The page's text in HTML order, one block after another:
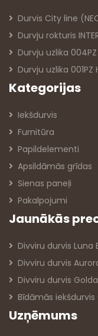
Durvis City line
Durvju rokturis
Durvju uzlika 004PZ
Durvju uzlika 001PZ
Kategorijas
Iekšdurvis
Furnitūra
Papildelementi
Apsildāmās grīdas
Sienas paneļi
Pakalpojumi
Jaunākās
Divviru durvis Luna
Divviru durvis
Divviru durvis
Bīdāmās iekšdurvis
Uzņēmums